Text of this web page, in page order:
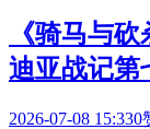
《骑马与
迪亚战记第
2026-07-08 15:330